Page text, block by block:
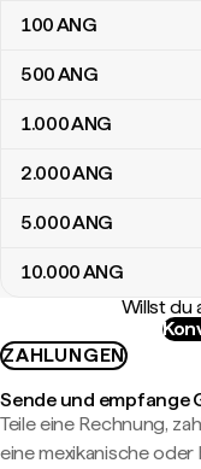
100ANG
500ANG
1.000ANG
2.000ANG
5.000ANG
10.000ANG
Willst du
ZAHLUNGEN
Sende und empfange
Teile eine Rechnung,
eine mexikanische oder